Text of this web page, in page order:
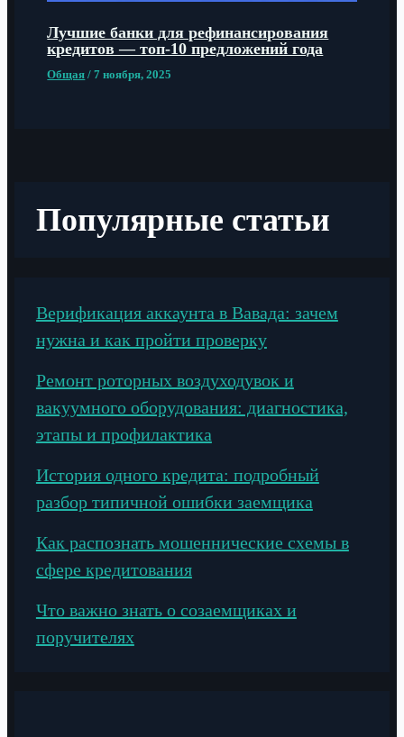
Лучшие банки для рефинансирования
кредитов — топ-10 предложений года
Общая /7 ноября, 2025
Популярные статьи
Верификация аккаунта в Вавада: зачем
нужна и как пройти проверку
Ремонт роторных воздуходувок и
вакуумного оборудования: диагностика,
этапы и профилактика
История одного кредита: подробный
разбор типичной ошибки заемщика
Как распознать мошеннические схемы в
сфере кредитования
Что важно знать о созаемщиках и
поручителях